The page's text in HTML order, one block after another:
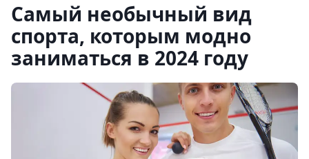
Самый необычный вид
спорта, которым модно
заниматься в 2024 году